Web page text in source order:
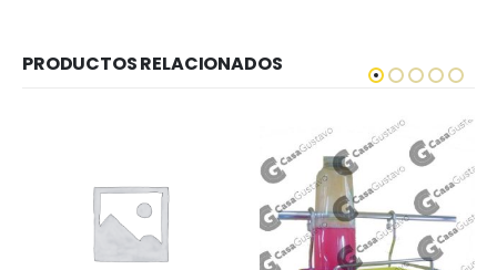
PRODUCTOS RELACIONADOS